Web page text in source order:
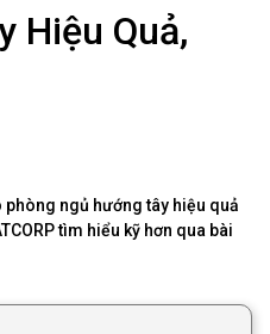
Hiệu Quả,
ngủ hướng tây hiệu quả
tìm hiểu kỹ hơn qua bài